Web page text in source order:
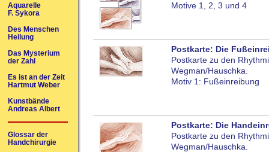
Motive 1, 2, 3 und 4
Postkarte: Die
Postkarte zu den
Wegman/Hauschka.
Motiv 1: Fußeinreibung
Postkarte: Die
Postkarte zu den
Wegman/Hauschka.
Aquarelle
F. Sykora
Des Menschen
Heilung
Das Mysterium
der Zahl
Es ist an der Zeit
Hartmut Weber
Kunstbände
Andreas Albert
Glossar der
Handchirurgie